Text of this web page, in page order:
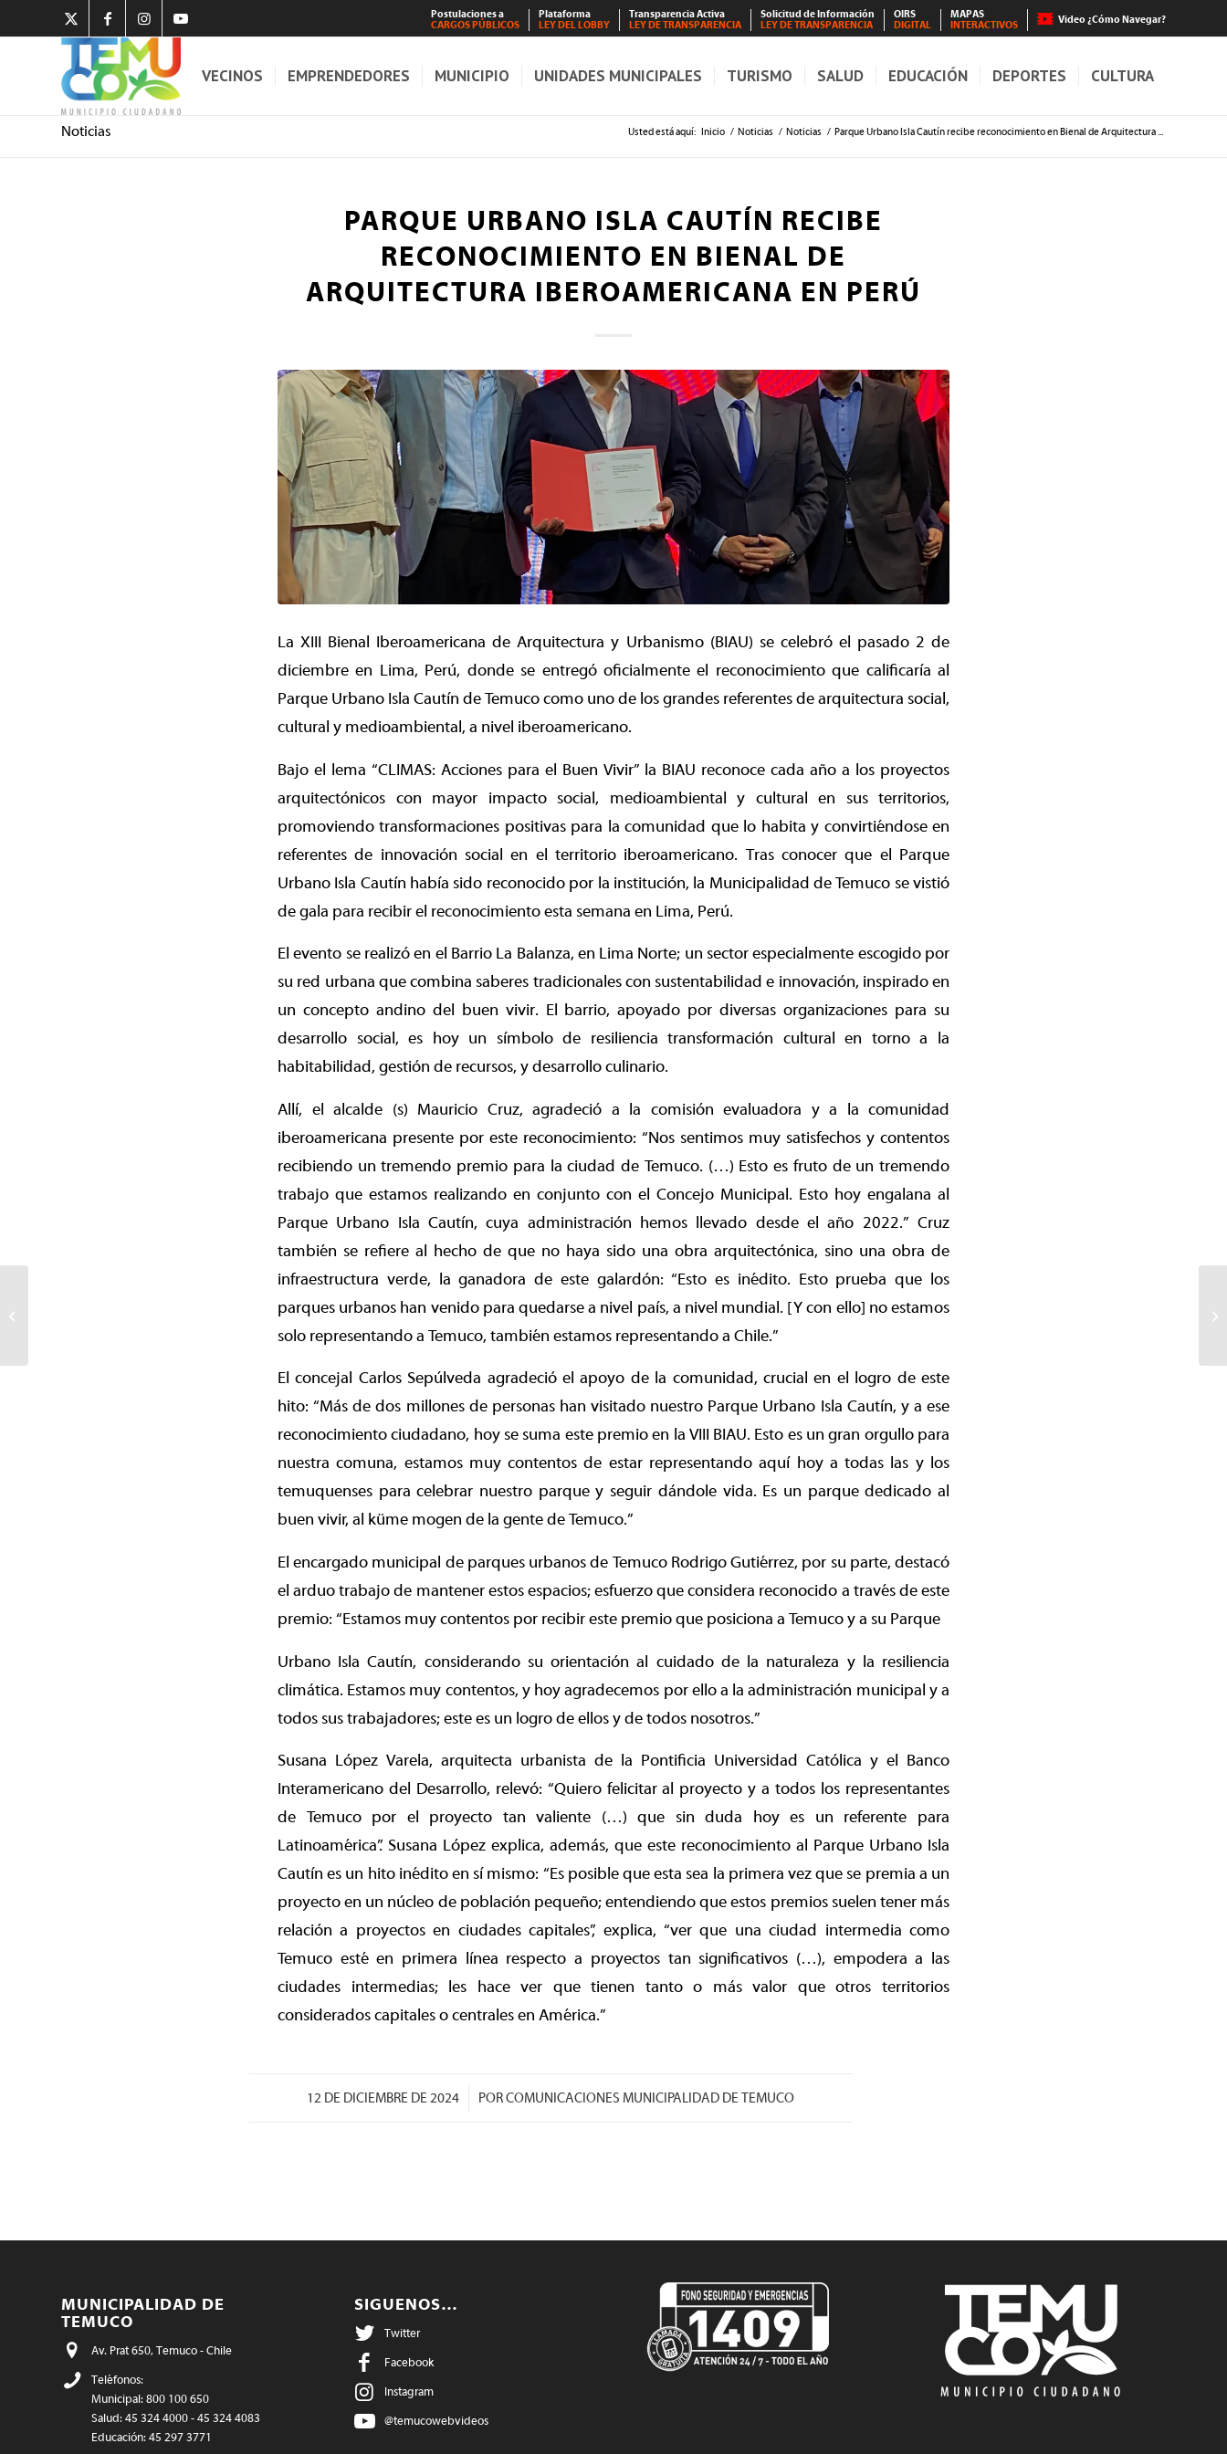
Postulaciones a
CARGOS PÚBLICOS
Plataforma
LEY DEL LOBBY
Transparencia Activa
LEY DE TRANSPARENCIA
Solicitud de Información
LEY DE TRANSPARENCIA
OIRS
DIGITAL
MAPAS
INTERACTIVOS
Video ¿Cómo Navegar?
VECINOS EMPRENDEDORES MUNICIPIO UNIDADES MUNICIPALES TURISMO SALUD EDUCACIÓN DEPORTES CULTURA
Noticias Usted está aquí: Inicio / Noticias / Noticias / Parque Urbano Isla Cautín recibe reconocimiento en Bienal de Arquitectura ...
PARQUE URBANO ISLA CAUTÍN RECIBE
RECONOCIMIENTO EN BIENAL DE
ARQUITECTURA IBEROAMERICANA EN PERÚ
La XIII Bienal Iberoamericana de Arquitectura y Urbanismo (BIAU) se celebró el pasado 2 de
diciembre en Lima, Perú, donde se entregó oficialmente el reconocimiento que calificaría al
Parque Urbano Isla Cautín de Temuco como uno de los grandes referentes de arquitectura social,
cultural y medioambiental, a nivel iberoamericano.
Bajo el lema “CLIMAS: Acciones para el Buen Vivir” la BIAU reconoce cada año a los proyectos
arquitectónicos con mayor impacto social, medioambiental y cultural en sus territorios,
promoviendo transformaciones positivas para la comunidad que lo habita y convirtiéndose en
referentes de innovación social en el territorio iberoamericano. Tras conocer que el Parque
Urbano Isla Cautín había sido reconocido por la institución, la Municipalidad de Temuco se vistió
de gala para recibir el reconocimiento esta semana en Lima, Perú.
El evento se realizó en el Barrio La Balanza, en Lima Norte; un sector especialmente escogido por
su red urbana que combina saberes tradicionales con sustentabilidad e innovación, inspirado en
un concepto andino del buen vivir. El barrio, apoyado por diversas organizaciones para su
desarrollo social, es hoy un símbolo de resiliencia transformación cultural en torno a la
habitabilidad, gestión de recursos, y desarrollo culinario.
Allí, el alcalde (s) Mauricio Cruz, agradeció a la comisión evaluadora y a la comunidad
iberoamericana presente por este reconocimiento: “Nos sentimos muy satisfechos y contentos
recibiendo un tremendo premio para la ciudad de Temuco. (…) Esto es fruto de un tremendo
trabajo que estamos realizando en conjunto con el Concejo Municipal. Esto hoy engalana al
Parque Urbano Isla Cautín, cuya administración hemos llevado desde el año 2022.” Cruz
también se refiere al hecho de que no haya sido una obra arquitectónica, sino una obra de
infraestructura verde, la ganadora de este galardón: “Esto es inédito. Esto prueba que los
parques urbanos han venido para quedarse a nivel país, a nivel mundial. [Y con ello] no estamos
solo representando a Temuco, también estamos representando a Chile.”
El concejal Carlos Sepúlveda agradeció el apoyo de la comunidad, crucial en el logro de este
hito: “Más de dos millones de personas han visitado nuestro Parque Urbano Isla Cautín, y a ese
reconocimiento ciudadano, hoy se suma este premio en la VIII BIAU. Esto es un gran orgullo para
nuestra comuna, estamos muy contentos de estar representando aquí hoy a todas las y los
temuquenses para celebrar nuestro parque y seguir dándole vida. Es un parque dedicado al
buen vivir, al küme mogen de la gente de Temuco.”
El encargado municipal de parques urbanos de Temuco Rodrigo Gutiérrez, por su parte, destacó
el arduo trabajo de mantener estos espacios; esfuerzo que considera reconocido a través de este
premio: “Estamos muy contentos por recibir este premio que posiciona a Temuco y a su Parque
Urbano Isla Cautín, considerando su orientación al cuidado de la naturaleza y la resiliencia
climática. Estamos muy contentos, y hoy agradecemos por ello a la administración municipal y a
todos sus trabajadores; este es un logro de ellos y de todos nosotros.”
Susana López Varela, arquitecta urbanista de la Pontificia Universidad Católica y el Banco
Interamericano del Desarrollo, relevó: “Quiero felicitar al proyecto y a todos los representantes
de Temuco por el proyecto tan valiente (…) que sin duda hoy es un referente para
Latinoamérica”. Susana López explica, además, que este reconocimiento al Parque Urbano Isla
Cautín es un hito inédito en sí mismo: “Es posible que esta sea la primera vez que se premia a un
proyecto en un núcleo de población pequeño; entendiendo que estos premios suelen tener más
relación a proyectos en ciudades capitales”, explica, “ver que una ciudad intermedia como
Temuco esté en primera línea respecto a proyectos tan significativos (…), empodera a las
ciudades intermedias; les hace ver que tienen tanto o más valor que otros territorios
considerados capitales o centrales en América.”
12 DE DICIEMBRE DE 2024
/ PORCOMUNICACIONES MUNICIPALIDAD DE TEMUCO
MUNICIPALIDAD DE
TEMUCO
Av. Prat 650, Temuco - Chile
Teléfonos:
Municipal: 800 100 650
Salud: 45 324 4000 - 45 324 4083
Educación: 45 297 3771
SIGUENOS…
Twitter
Facebook
Instagram
@temucowebvideos